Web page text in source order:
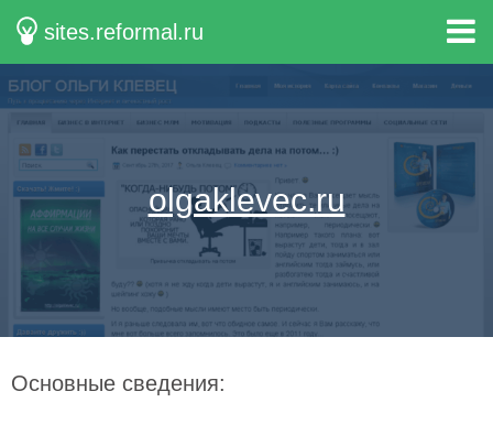
sites.reformal.ru
olgaklevec.ru
Основные сведения: